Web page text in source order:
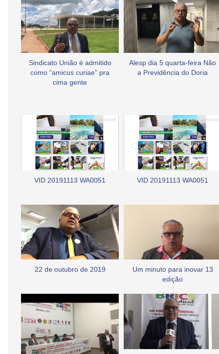
Sindicato União é admitido
como “amicus curiae” pra
cima gente
Alesp dia 5 quarta-feira Não
a Previdência do Doria
VID 20191113 WA0051 VID 20191113 WA0051
22 de outubro de 2019
Um minuto para inovar 13
edição